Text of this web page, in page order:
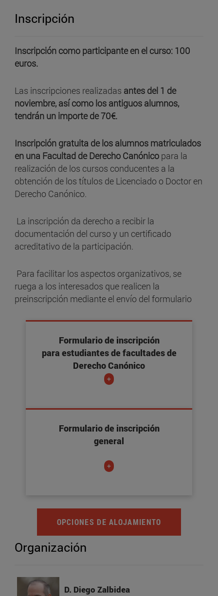
Inscripción
Inscripción como participante en el curso: 100
euros.
Las inscripciones realizadas antes del 1 de
noviembre, así como los antiguos alumnos,
tendrán un importe de 70€.
Inscripción gratuita de los alumnos matriculados
en una Facultad de Derecho Canónico para la
realización de los cursos conducentes a la
obtención de los títulos de Licenciado o Doctor en
Derecho Canónico.
La inscripción da derecho a recibir la
documentación del curso y un certificado
acreditativo de la participación.
Para facilitar los aspectos organizativos, se
ruega a los interesados que realicen la
preinscripción mediante el envío del formulario
Formulario de inscripción
para estudiantes de facultades de
Derecho Canónico
+
Formulario de inscripción
general
+
OPCIONES DE ALOJAMIENTO
Organización
D. Diego Zalbidea